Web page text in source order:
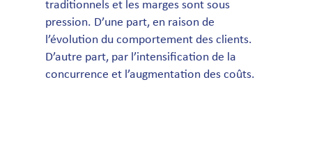
traditionnels et les marges sont sous
pression. D’une part, en raison de
l’évolution du comportement des clients.
D’autre part, par l’intensification de la
concurrence et l’augmentation des coûts.